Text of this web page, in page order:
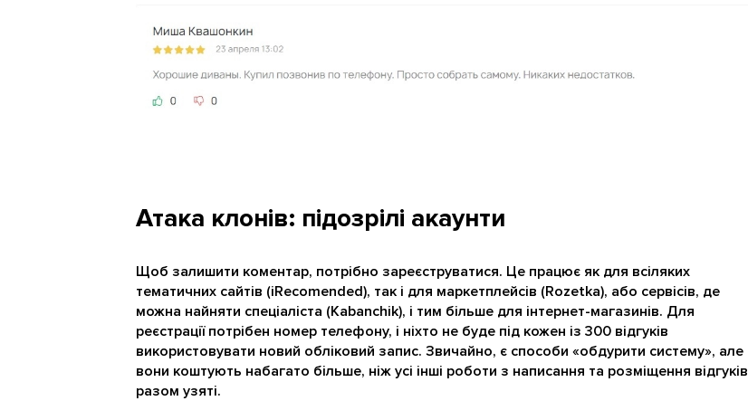
Атака клонів: підозрілі акаунти
Щоб залишити коментар, потрібно зареєструватися. Це працює як для всіляких
тематичних сайтів (iRecomended), так і для маркетплейсів (Rozetka), або сервісів, де
можна найняти спеціаліста (Kabanchik), і тим більше для інтернет-магазинів. Для
реєстрації потрібен номер телефону, і ніхто не буде під кожен із 300 відгуків
використовувати новий обліковий запис. Звичайно, є способи «обдурити систему», але
вони коштують набагато більше, ніж усі інші роботи з написання та розміщення відгуків
разом узяті.